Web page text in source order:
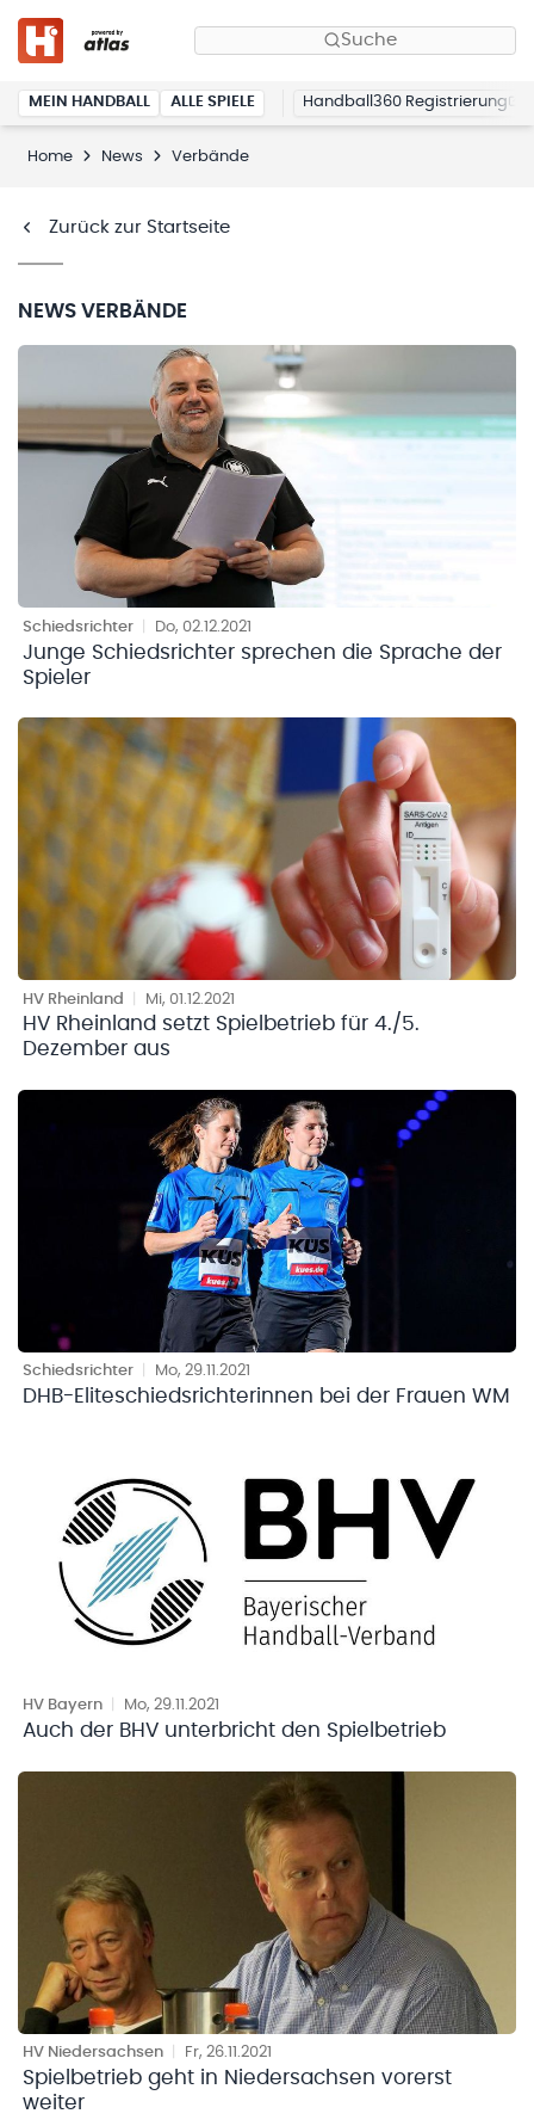
Suche
MEIN HANDBALL ALLE SPIELE Handball360 Registrierung
Home News Verbände
Zurück zur Startseite
NEWS VERBÄNDE
Schiedsrichter Do, 02.12.2021
Junge Schiedsrichter sprechen die Sprache der
Spieler
HV Rheinland Mi, 01.12.2021
HV Rheinland setzt Spielbetrieb für 4./5.
Dezember aus
Schiedsrichter Mo, 29.11.2021
DHB-Eliteschiedsrichterinnen bei der Frauen WM
HV Bayern Mo, 29.11.2021
Auch der BHV unterbricht den Spielbetrieb
HV Niedersachsen Fr, 26.11.2021
Spielbetrieb geht in Niedersachsen vorerst
weiter